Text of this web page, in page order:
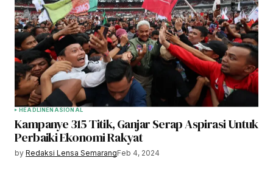
HEADLINENASIONAL
Kampanye 315 Titik, Ganjar Serap Aspirasi Untuk
Perbaiki Ekonomi Rakyat
by Redaksi Lensa SemarangFeb 4, 2024